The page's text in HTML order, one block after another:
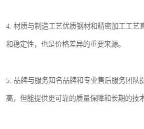
4. 材质与制造工艺优质钢材和精密加工工艺
和稳定性，也是价格差异的重要来源。
5. 品牌与服务知名品牌和专业售后服务团队
高，但能提供更可靠的质量保障和长期的技